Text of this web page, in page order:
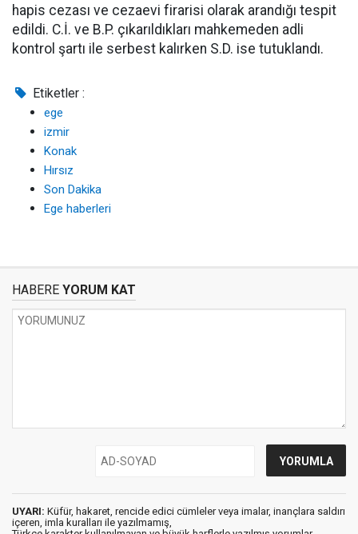
hapis cezası ve cezaevi firarisi olarak arandığı tespit
edildi. C.İ. ve B.P. çıkarıldıkları mahkemeden adli
kontrol şartı ile serbest kalırken S.D. ise tutuklandı.
Etiketler :
ege
izmir
Konak
Hırsız
Son Dakika
Ege haberleri
HABERE YORUM KAT
UYARI: Küfür, hakaret, rencide edici cümleler veya imalar, inançlara saldırı
içeren, imla kuralları ile yazılmamış,